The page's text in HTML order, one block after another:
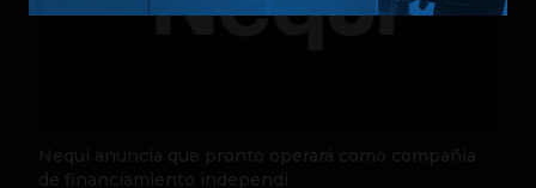
Nequi anuncia que pronto operará como compañía
de financiamiento independi